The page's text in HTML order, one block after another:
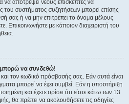
να αποτρέψει νέους επισκέπτες να
του συστήματος συζητήσεων μπορεί επίσης
σας ή να μην επιτρέπει το όνομα μέλους
Επικοινωνήστε με κάποιον διαχειριστή του
να συνδεθώ!
τον κωδικό πρόσβασής σας. Εάν αυτά είναι
μπορεί να έχει συμβεί. Εάν η υποστήριξη
και έχετε ορίσει ότι είστε κάτω των 13
θα πρέπει να ακολουθήσετε τις οδηγίες